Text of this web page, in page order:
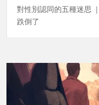
對性別認同的五種迷思
跌倒了